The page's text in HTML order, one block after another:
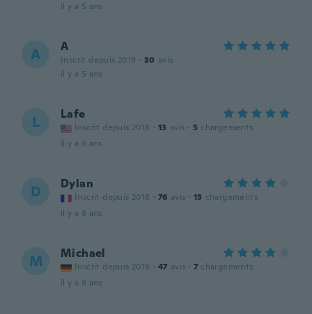
il y a 5 ans
A A
Inscrit depuis 2019 · 30 avis
il y a 5 ans
L Lafe
Inscrit depuis 2018 · 13 avis · 5 chargements
il y a 6 ans
D Dylan
Inscrit depuis 2018 · 76 avis · 13 chargements
il y a 6 ans
M Michael
Inscrit depuis 2016 · 47 avis · 7 chargements
il y a 6 ans